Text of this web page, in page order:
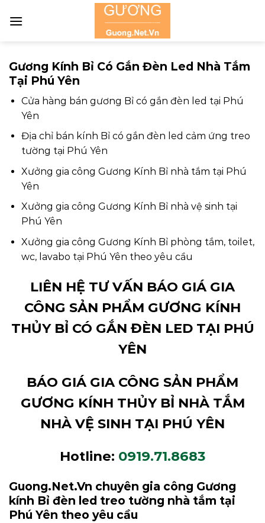
Gương Kính Bỉ Có Gắn Đèn Led Nhà Tắm
Tại Phú Yên
Cửa hàng bán gương Bỉ có gắn đèn led tại Phú
Yên
Địa chỉ bán kính Bỉ có gắn đèn led cảm ứng treo
tường tại Phú Yên
Xưởng gia công Gương Kính Bỉ nhà tắm tại Phú
Yên
Xưởng gia công Gương Kính Bỉ nhà vệ sinh tại
Phú Yên
Xưởng gia công Gương Kính Bỉ phòng tắm, toilet,
wc, lavabo tại Phú Yên theo yêu cầu
LIÊN HỆ TƯ VẤN BÁO GIÁ GIA
CÔNG SẢN PHẨM GƯƠNG KÍNH
THỦY BỈ CÓ GẮN ĐÈN LED TẠI PHÚ
YÊN
BÁO GIÁ GIA CÔNG SẢN PHẨM
GƯƠNG KÍNH THỦY BỈ NHÀ TẮM
NHÀ VỆ SINH TẠI PHÚ YÊN
Hotline: 0919.71.8683
Guong.Net.Vn chuyên gia công Gương
kính Bỉ đèn led treo tường nhà tắm tại
Phú Yên theo yêu cầu